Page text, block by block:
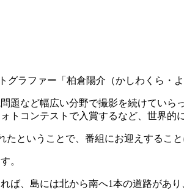
ラファー「柏倉陽介（かしわくら・よ
など幅広い分野で撮影を続けてい
コンテストで入賞するなど、世界的
ということで、番組にお迎えすること
。
、島には北から南へ1本の道路があ